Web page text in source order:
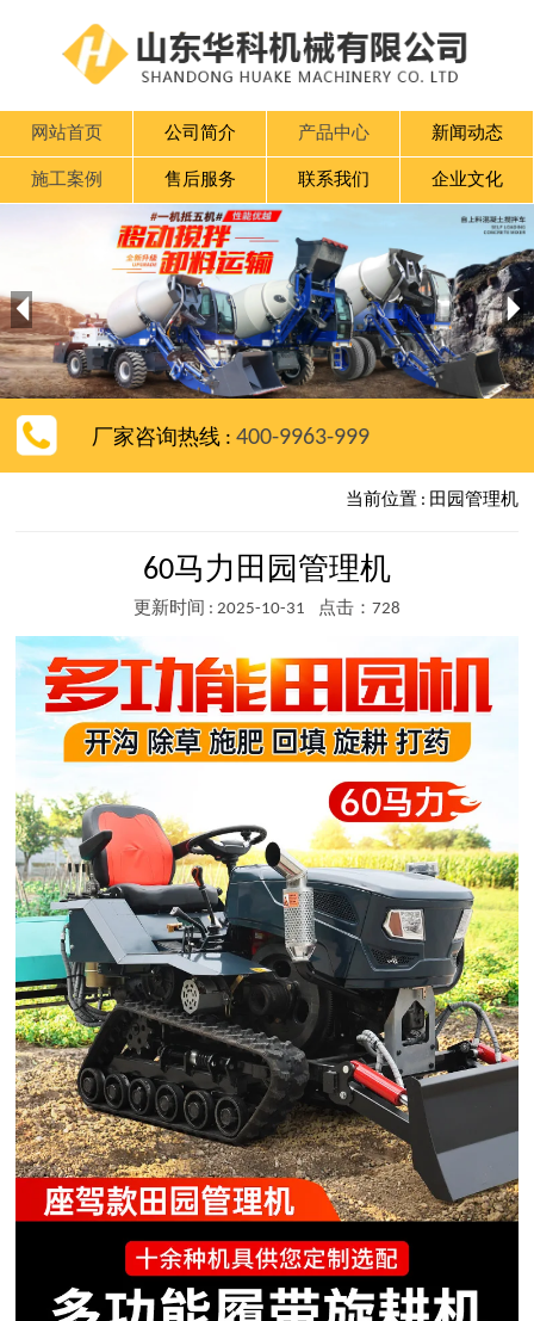
网站首页 公司简介 产品中心 新闻动态
施工案例 售后服务 联系我们 企业文化
 
厂家咨询热线 : 400-9963-999
当前位置 : 田园管理机
60马力田园管理机
更新时间 : 2025-10-31 点击：728